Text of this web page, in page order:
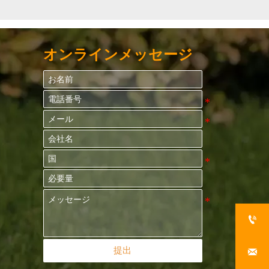
オンラインメッセージ
提出

